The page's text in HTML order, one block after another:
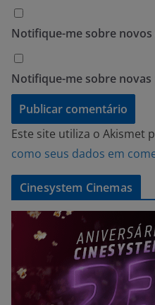
Notifique-me sobre
Notifique-me sobre
Este site utiliza o Akismet
como seus dados em
Cinesystem Cinemas